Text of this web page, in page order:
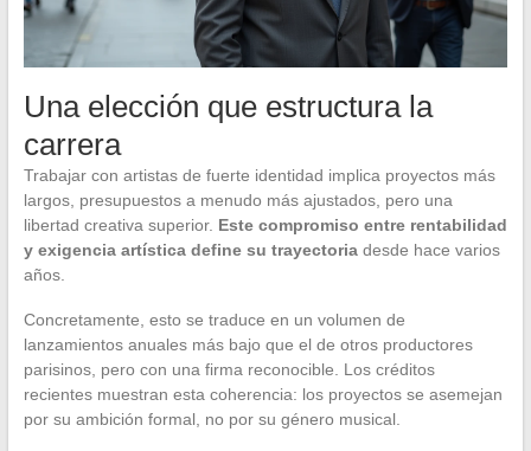
Una elección que estructura la
carrera
Trabajar con artistas de fuerte identidad implica proyectos más
largos, presupuestos a menudo más ajustados, pero una
libertad creativa superior. Este compromiso entre rentabilidad
y exigencia artística define su trayectoriadesde hace varios
años.
Concretamente, esto se traduce en un volumen de
lanzamientos anuales más bajo que el de otros productores
parisinos, pero con una firma reconocible. Los créditos
recientes muestran esta coherencia: los proyectos se asemejan
por su ambición formal, no por su género musical.